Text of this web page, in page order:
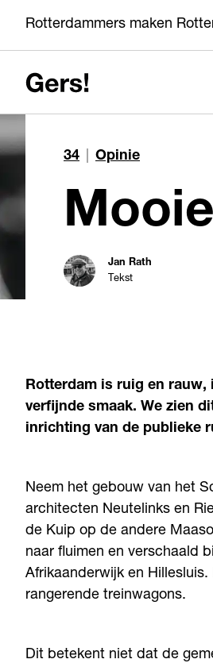
Rotterdammers maken
34 Opinie
Jan Rath
Tekst
Rotterdam is ruig en rauw,
verfijnde smaak. We zien
inrichting van de publieke
Neem het gebouw van het
architecten Neutelinks en
de Kuip op de andere
naar fluimen en verschaald
Afrikaanderwijk en
rangerende treinwagons.
Dit betekent niet dat de